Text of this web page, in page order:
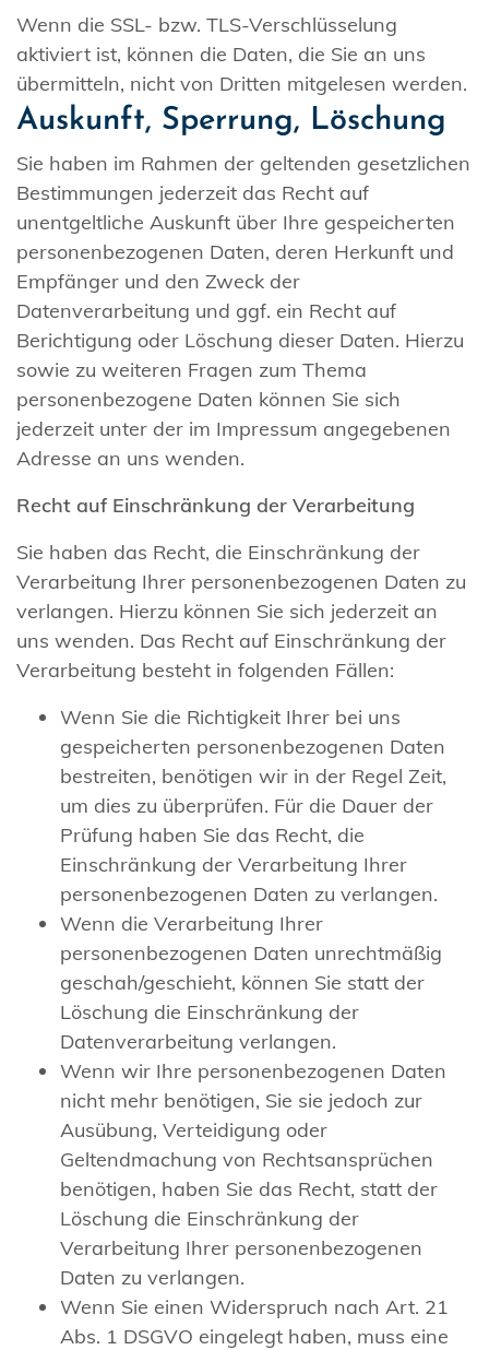
Wenn die SSL- bzw. TLS-Verschlüsselung
aktiviert ist, können die Daten, die Sie an uns
übermitteln, nicht von Dritten mitgelesen werden.
Auskunft, Sperrung, Löschung
Sie haben im Rahmen der geltenden gesetzlichen
Bestimmungen jederzeit das Recht auf
unentgeltliche Auskunft über Ihre gespeicherten
personenbezogenen Daten, deren Herkunft und
Empfänger und den Zweck der
Datenverarbeitung und ggf. ein Recht auf
Berichtigung oder Löschung dieser Daten. Hierzu
sowie zu weiteren Fragen zum Thema
personenbezogene Daten können Sie sich
jederzeit unter der im Impressum angegebenen
Adresse an uns wenden.
Recht auf Einschränkung der Verarbeitung
Sie haben das Recht, die Einschränkung der
Verarbeitung Ihrer personenbezogenen Daten zu
verlangen. Hierzu können Sie sich jederzeit an
uns wenden. Das Recht auf Einschränkung der
Verarbeitung besteht in folgenden Fällen:
Wenn Sie die Richtigkeit Ihrer bei uns
gespeicherten personenbezogenen Daten
bestreiten, benötigen wir in der Regel Zeit,
um dies zu überprüfen. Für die Dauer der
Prüfung haben Sie das Recht, die
Einschränkung der Verarbeitung Ihrer
personenbezogenen Daten zu verlangen.
Wenn die Verarbeitung Ihrer
personenbezogenen Daten unrechtmäßig
geschah/geschieht, können Sie statt der
Löschung die Einschränkung der
Datenverarbeitung verlangen.
Wenn wir Ihre personenbezogenen Daten
nicht mehr benötigen, Sie sie jedoch zur
Ausübung, Verteidigung oder
Geltendmachung von Rechtsansprüchen
benötigen, haben Sie das Recht, statt der
Löschung die Einschränkung der
Verarbeitung Ihrer personenbezogenen
Daten zu verlangen.
Wenn Sie einen Widerspruch nach Art. 21
Abs. 1 DSGVO eingelegt haben, muss eine